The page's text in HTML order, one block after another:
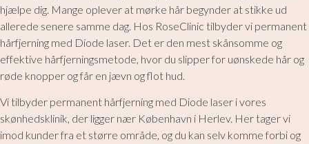
hjælpe dig. Mange oplever at mørke hår begynder at stikke ud
allerede senere samme dag. Hos RoseClinic tilbyder vi permanent
hårfjerning med Diode laser. Det er den mest skånsomme og
effektive hårfjerningsmetode, hvor du slipper for uønskede hår og
røde knopper og får en jævn og flot hud.​​
Vi tilbyder permanent hårfjerning med Diode laser i vores
skønhedsklinik, der ligger nær København i Herlev. Her tager vi
imod kunder fra et større område, og du kan selv komme forbi og